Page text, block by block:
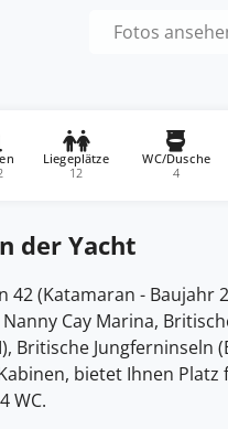
Fotos
Liegeplätze
12
WC/Dusche
4
der Yacht
42 (Katamaran - Baujahr
Cay Marina,
Britische Jungferninseln
bietet Ihnen Platz
WC.